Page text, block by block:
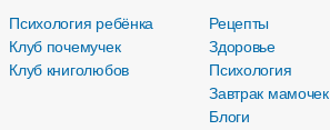
Психология ребёнка
Клуб почемучек
Клуб книголюбов
Рецепты
Здоровье
Психология
Завтрак мамочек
Блоги